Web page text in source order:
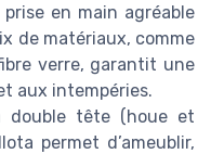
en main agréable
de matériaux, comme
verre, garantit une
aux intempéries.
double tête (houe et
permet d’ameublir,